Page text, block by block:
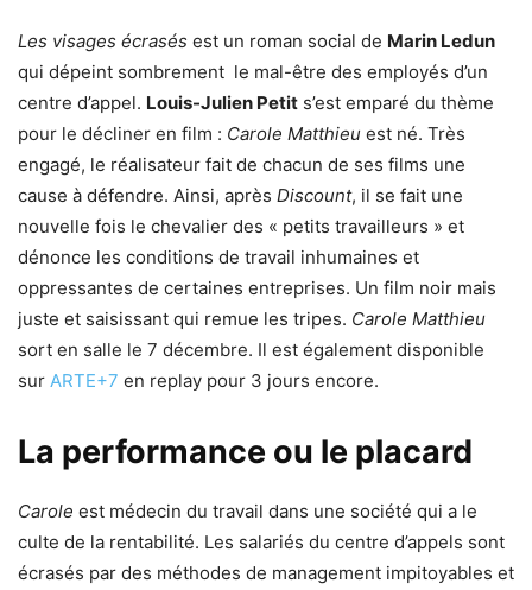
Les visages écrasés est un roman social de Marin Ledun
qui dépeint sombrement le mal-être des employés d’un
centre d’appel. Louis-Julien Petit s’est emparé du thème
pour le décliner en film : Carole Matthieu est né. Très
engagé, le réalisateur fait de chacun de ses films une
cause à défendre. Ainsi, après Discount, il se fait une
nouvelle fois le chevalier des « petits travailleurs » et
dénonce les conditions de travail inhumaines et
oppressantes de certaines entreprises. Un film noir mais
juste et saisissant qui remue les tripes. Carole Matthieu
sort en salle le 7 décembre. Il est également disponible
sur ARTE+7 en replay pour 3 jours encore.
La performance ou le placard
Carole est médecin du travail dans une société qui a le
culte de la rentabilité. Les salariés du centre d’appels sont
écrasés par des méthodes de management impitoyables et